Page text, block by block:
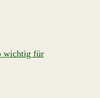
wichtig für